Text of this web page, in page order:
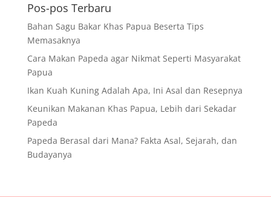
Pos-pos Terbaru
Bahan Sagu Bakar Khas Papua Beserta Tips
Memasaknya
Cara Makan Papeda agar Nikmat Seperti Masyarakat
Papua
Ikan Kuah Kuning Adalah Apa, Ini Asal dan Resepnya
Keunikan Makanan Khas Papua, Lebih dari Sekadar
Papeda
Papeda Berasal dari Mana? Fakta Asal, Sejarah, dan
Budayanya